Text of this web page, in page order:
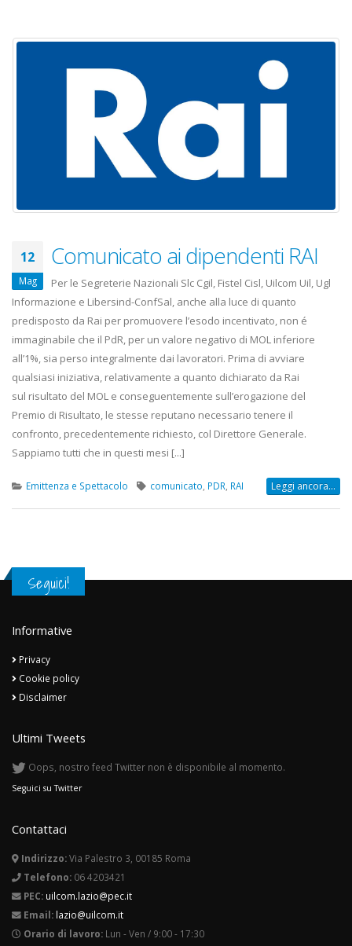
12
Mag
Comunicato ai dipendenti RAI
Per le Segreterie Nazionali Slc Cgil, Fistel Cisl, Uilcom Uil, Ugl
Informazione e Libersind-ConfSal, anche alla luce di quanto
predisposto da Rai per promuovere l’esodo incentivato, non é
immaginabile che il PdR, per un valore negativo di MOL inferiore
all’1%, sia perso integralmente dai lavoratori. Prima di avviare
qualsiasi iniziativa, relativamente a quanto dichiarato da Rai
sul risultato del MOL e conseguentemente sull’erogazione del
Premio di Risultato, le stesse reputano necessario tenere il
confronto, precedentemente richiesto, col Direttore Generale.
Sappiamo tutti che in questi mesi [...]
Emittenza e Spettacolo comunicato PDR RAI Leggi ancora...
Seguici!
Informative
Privacy
Cookie policy
Disclaimer
Ultimi Tweets
Oops, nostro feed Twitter non è disponibile al momento.
Seguici su Twitter
Contattaci
Indirizzo:Via Palestro 3, 00185 Roma
Telefono: 06 4203421
PEC: uilcom.lazio@pec.it
Email: lazio@uilcom.it
Orario di lavoro: Lun - Ven / 9:00 - 17:30